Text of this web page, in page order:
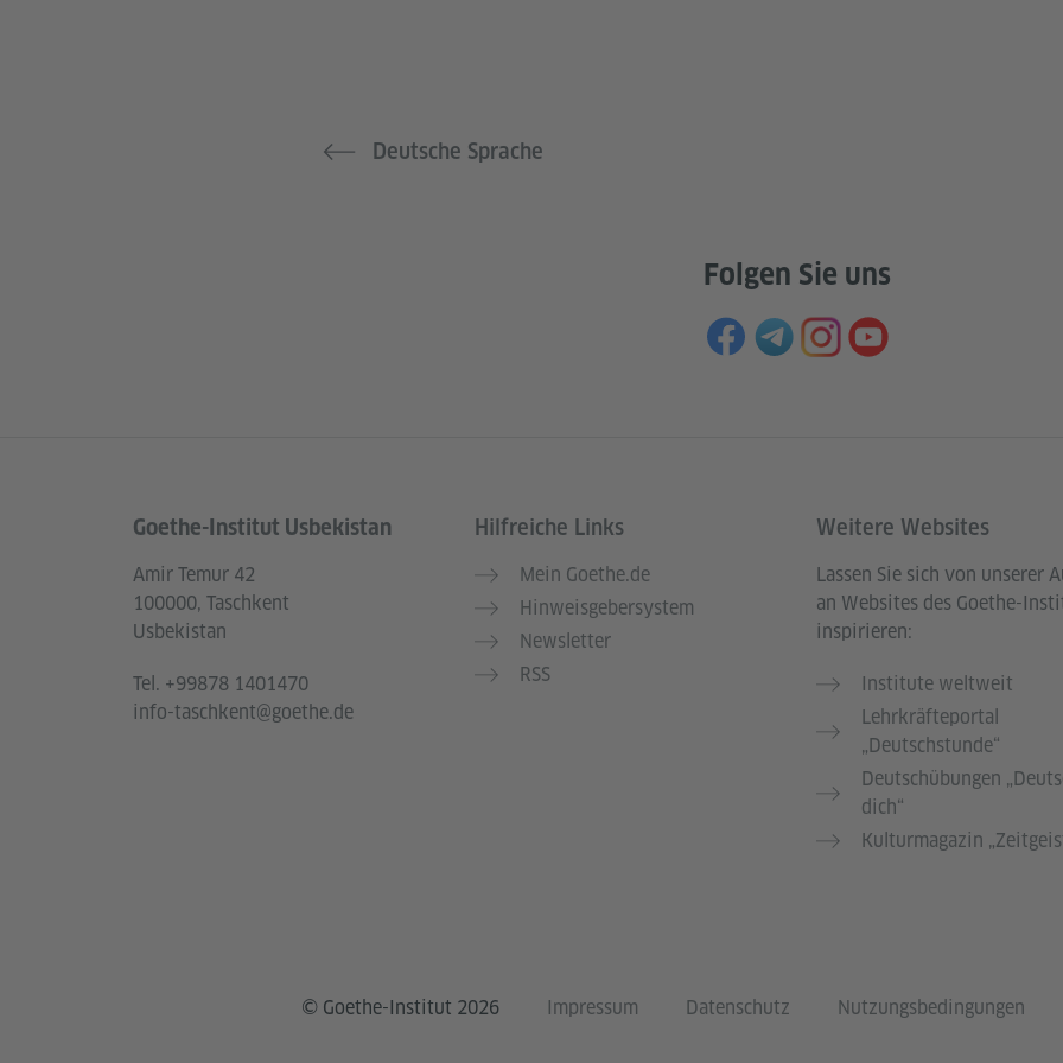
Deutsche Sprache
Folgen Sie uns
Service- und Informationsbereich
Goethe-Institut Usbekistan
Amir Temur 42
100000, Taschkent
Usbekistan
Tel. +99878 1401470
info-taschkent@goethe.de
Hilfreiche Links
Mein Goethe.de
Hinweisgebersystem
Newsletter
RSS
Weitere Websites
Lassen Sie sich von unserer
an Websites des Goethe-
inspirieren:
Institute weltweit
Lehrkräfteportal
„Deutschstunde“
Deutschübungen
dich“
Kulturmagazin
© Goethe-Institut 2026 Impressum Datenschutz Nutzungsbedingungen